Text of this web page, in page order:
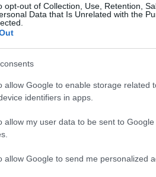
opt-out of Collection, Use, Retention,
Data that Is Unrelated with the
allow Google to enable storage related
identifiers in apps.
allow my user data to be sent to
allow Google to send me personalized
benvenuto (May
ottenere fino a
$100 ciascuno: questa è la
FanCash
di giurisdizioni la
mercati ricevono token per